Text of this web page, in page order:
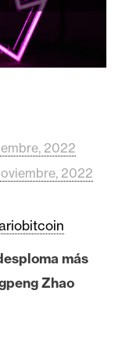
2022
2022
más
Zhao